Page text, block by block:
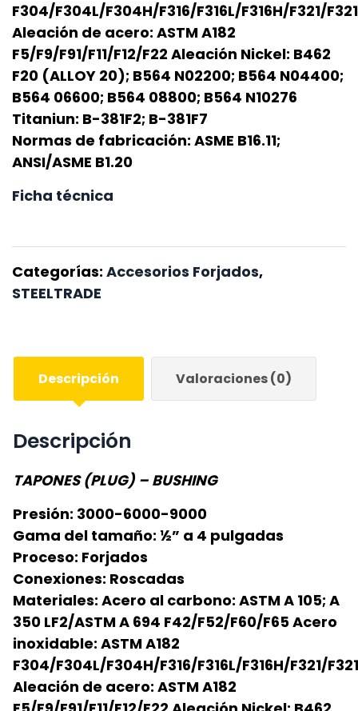
F304/F304L/F304H/F316/F316L/F316H/F321/
Aleación de acero: ASTM A182
F5/F9/F91/F11/F12/F22 Aleación Nickel: B462
F20 (ALLOY 20); B564 N02200; B564 N04400;
B564 06600; B564 08800; B564 N10276
Titaniun: B-381F2; B-381F7
Normas de fabricación: ASME B16.11;
ANSI/ASME B1.20
Ficha técnica
Categorías: Accesorios Forjados,
STEELTRADE
Descripción Valoraciones (0)
Descripción
TAPONES (PLUG) – BUSHING
Presión: 3000-6000-9000
Gama del tamaño: ½” a 4 pulgadas
Proceso: Forjados
Conexiones: Roscadas
Materiales: Acero al carbono: ASTM A 105; A
350 LF2/ASTM A 694 F42/F52/F60/F65 Acero
inoxidable: ASTM A182
F304/F304L/F304H/F316/F316L/F316H/F321/
Aleación de acero: ASTM A182